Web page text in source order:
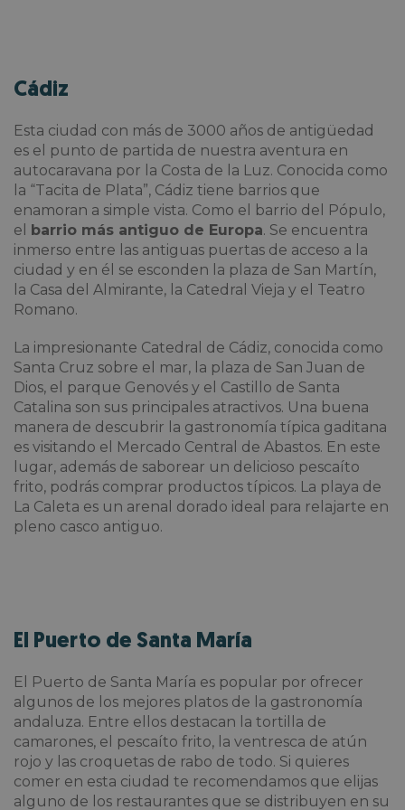
Cádiz
Esta ciudad con más de 3000 años de antigüedad
es el punto de partida de nuestra aventura en
autocaravana por la Costa de la Luz. Conocida como
la “Tacita de Plata”, Cádiz tiene barrios que
enamoran a simple vista. Como el barrio del Pópulo,
el barrio más antiguo de Europa. Se encuentra
inmerso entre las antiguas puertas de acceso a la
ciudad y en él se esconden la plaza de San Martín,
la Casa del Almirante, la Catedral Vieja y el Teatro
Romano.
La impresionante Catedral de Cádiz, conocida como
Santa Cruz sobre el mar, la plaza de San Juan de
Dios, el parque Genovés y el Castillo de Santa
Catalina son sus principales atractivos. Una buena
manera de descubrir la gastronomía típica gaditana
es visitando el Mercado Central de Abastos. En este
lugar, además de saborear un delicioso pescaíto
frito, podrás comprar productos típicos. La playa de
La Caleta es un arenal dorado ideal para relajarte en
pleno casco antiguo.
El Puerto de Santa María
El Puerto de Santa María es popular por ofrecer
algunos de los mejores platos de la gastronomía
andaluza. Entre ellos destacan la tortilla de
camarones, el pescaíto frito, la ventresca de atún
rojo y las croquetas de rabo de todo. Si quieres
comer en esta ciudad te recomendamos que elijas
alguno de los restaurantes que se distribuyen en su